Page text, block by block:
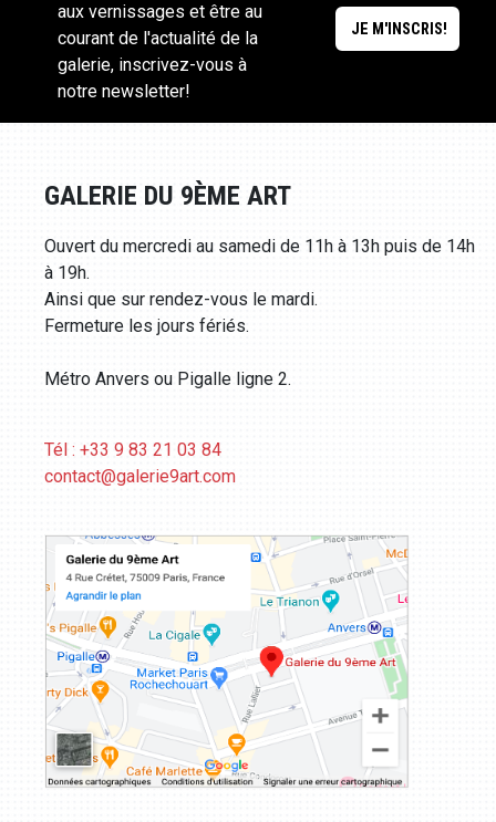
aux vernissages et être au
courant de l'actualité de la
galerie, inscrivez-vous à
notre newsletter!
GALERIE DU 9ÈME ART
Ouvert du mercredi au samedi de 11h à 13h puis de 14h
à 19h.
Ainsi que sur rendez-vous le mardi.
Fermeture les jours fériés.
Métro Anvers ou Pigalle ligne 2.
Tél : +33 9 83 21 03 84
contact@galerie9art.com